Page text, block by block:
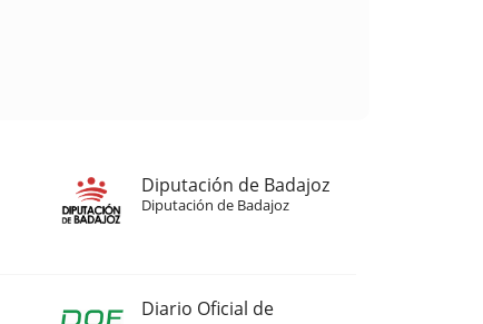
Diputación de Badajoz
Diputación de Badajoz
Diario Oficial de